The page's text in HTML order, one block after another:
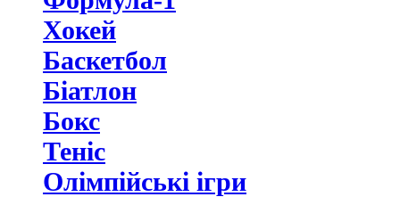
Хокей
Баскетбол
Біатлон
Бокс
Теніс
Олімпійські ігри